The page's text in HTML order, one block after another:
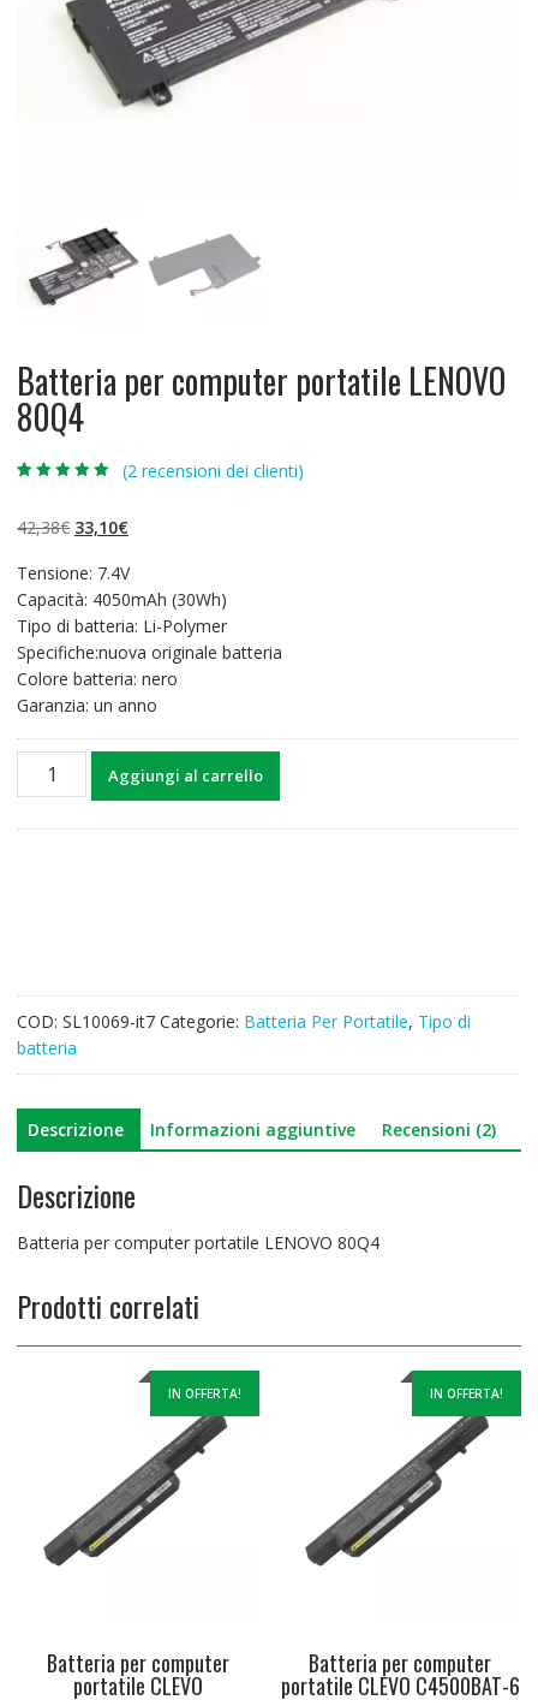
Batteria per computer portatile LENOVO
80Q4
base di
recensioni
(2 recensioni dei clienti)
42,38€ Il
originale
era:
42,38€.
33,10€Il
attuale
è:
33,10€.
Tensione: 7.4V
Capacità: 4050mAh (30Wh)
Tipo di batteria: Li-Polymer
Specifiche:nuova originale batteria
Colore batteria: nero
Garanzia: un anno
Batteria
Aggiungi al carrello
COD: SL10069-it7 Categorie: Batteria Per Portatile, Tipo di
batteria
Descrizione Informazioni aggiuntive Recensioni (2)
Descrizione
Batteria per computer portatile LENOVO 80Q4
Prodotti correlati
IN OFFERTA!
Batteria per computer
portatile CLEVO
IN OFFERTA!
Batteria per computer
portatile CLEVO C4500BAT-6